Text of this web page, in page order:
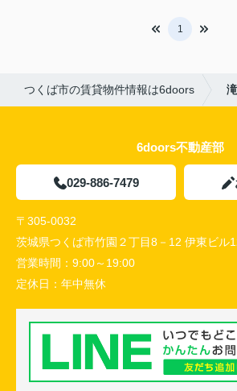
1
つくば市の賃貸物件情報は6doors
6doors不動産部
029-886-7479
〒305-0032
茨城県つくば市竹園２丁目8－12 伊東ビル
営業時間： 9:00～19:00
定休日： 年中無休